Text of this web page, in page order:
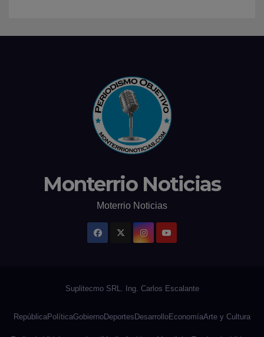
Monterrio Noticias
Moterrio Noticias
RepúblicaPolíticaGobiernoDeportes DesarrolloEconomíaArte y Cultura